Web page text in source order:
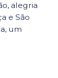
alegria
e São
um